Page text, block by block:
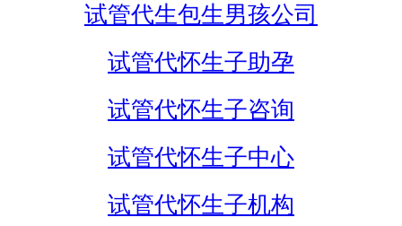
试管代生包生男孩公司
试管代怀生子助孕
试管代怀生子咨询
试管代怀生子中心
试管代怀生子机构